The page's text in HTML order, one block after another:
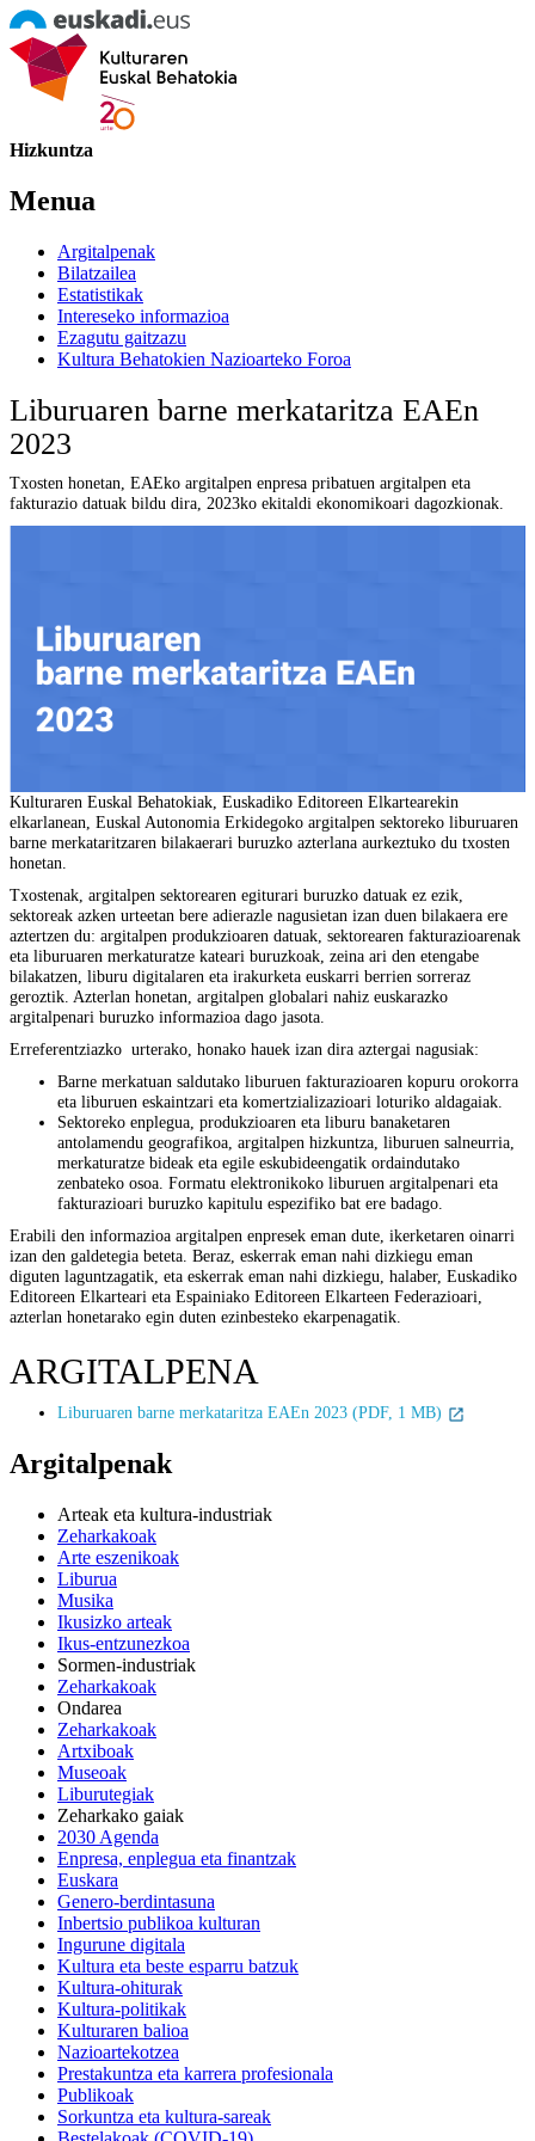
Hizkuntza
Menua
Argitalpenak
Bilatzailea
Estatistikak
Intereseko informazioa
Ezagutu gaitzazu
Kultura Behatokien Nazioarteko Foroa
Liburuaren barne merkataritza EAEn
2023
Txosten honetan, EAEko argitalpen enpresa pribatuen argitalpen eta
fakturazio datuak bildu dira, 2023ko ekitaldi ekonomikoari dagozkionak.
Kulturaren Euskal Behatokiak, Euskadiko Editoreen Elkartearekin
elkarlanean, Euskal Autonomia Erkidegoko argitalpen sektoreko liburuaren
barne merkataritzaren bilakaerari buruzko azterlana aurkeztuko du txosten
honetan.
Txostenak, argitalpen sektorearen egiturari buruzko datuak ez ezik,
sektoreak azken urteetan bere adierazle nagusietan izan duen bilakaera ere
aztertzen du: argitalpen produkzioaren datuak, sektorearen fakturazioarenak
eta liburuaren merkaturatze kateari buruzkoak, zeina ari den etengabe
bilakatzen, liburu digitalaren eta irakurketa euskarri berrien sorreraz
geroztik. Azterlan honetan, argitalpen globalari nahiz euskarazko
argitalpenari buruzko informazioa dago jasota.
Erreferentziazko urterako, honako hauek izan dira aztergai nagusiak:
Barne merkatuan saldutako liburuen fakturazioaren kopuru orokorra
eta liburuen eskaintzari eta komertzializazioari loturiko aldagaiak.
Sektoreko enplegua, produkzioaren eta liburu banaketaren
antolamendu geografikoa, argitalpen hizkuntza, liburuen salneurria,
merkaturatze bideak eta egile eskubideengatik ordaindutako
zenbateko osoa. Formatu elektronikoko liburuen argitalpenari eta
fakturazioari buruzko kapitulu espezifiko bat ere badago.
Erabili den informazioa argitalpen enpresek eman dute, ikerketaren oinarri
izan den galdetegia beteta. Beraz, eskerrak eman nahi dizkiegu eman
diguten laguntzagatik, eta eskerrak eman nahi dizkiegu, halaber, Euskadiko
Editoreen Elkarteari eta Espainiako Editoreen Elkarteen Federazioari,
azterlan honetarako egin duten ezinbesteko ekarpenagatik.
ARGITALPENA
Liburuaren barne merkataritza EAEn 2023 (PDF, 1 MB)
Argitalpenak
Arteak eta kultura-industriak
Zeharkakoak
Arte eszenikoak
Liburua
Musika
Ikusizko arteak
Ikus-entzunezkoa
Sormen-industriak
Zeharkakoak
Ondarea
Zeharkakoak
Artxiboak
Museoak
Liburutegiak
Zeharkako gaiak
2030 Agenda
Enpresa, enplegua eta finantzak
Euskara
Genero-berdintasuna
Inbertsio publikoa kulturan
Ingurune digitala
Kultura eta beste esparru batzuk
Kultura-ohiturak
Kultura-politikak
Kulturaren balioa
Nazioartekotzea
Prestakuntza eta karrera profesionala
Publikoak
Sorkuntza eta kultura-sareak